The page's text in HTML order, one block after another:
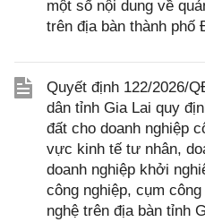
một số nội dung về
trên địa bàn thành phố
Quyết định 122/2026/
dân tỉnh Gia Lai quy
đất cho doanh nghiệp
vực kinh tế tư nhân,
doanh nghiệp khởi
công nghiệp, cụm
nghệ trên địa bàn tỉnh